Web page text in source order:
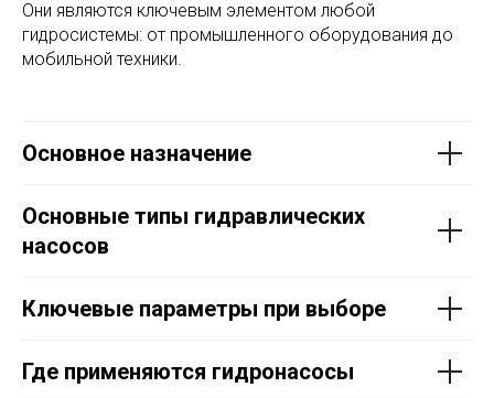
Они являются ключевым элементом любой
гидросистемы: от промышленного оборудования до
мобильной техники.
Основное назначение
Основные типы гидравлических
насосов
Ключевые параметры при выборе
Где применяются гидронасосы